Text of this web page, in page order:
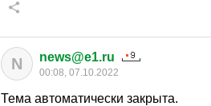
N news@e1.ru
00:08, 07.10.2022
Тема автоматически закрыта.